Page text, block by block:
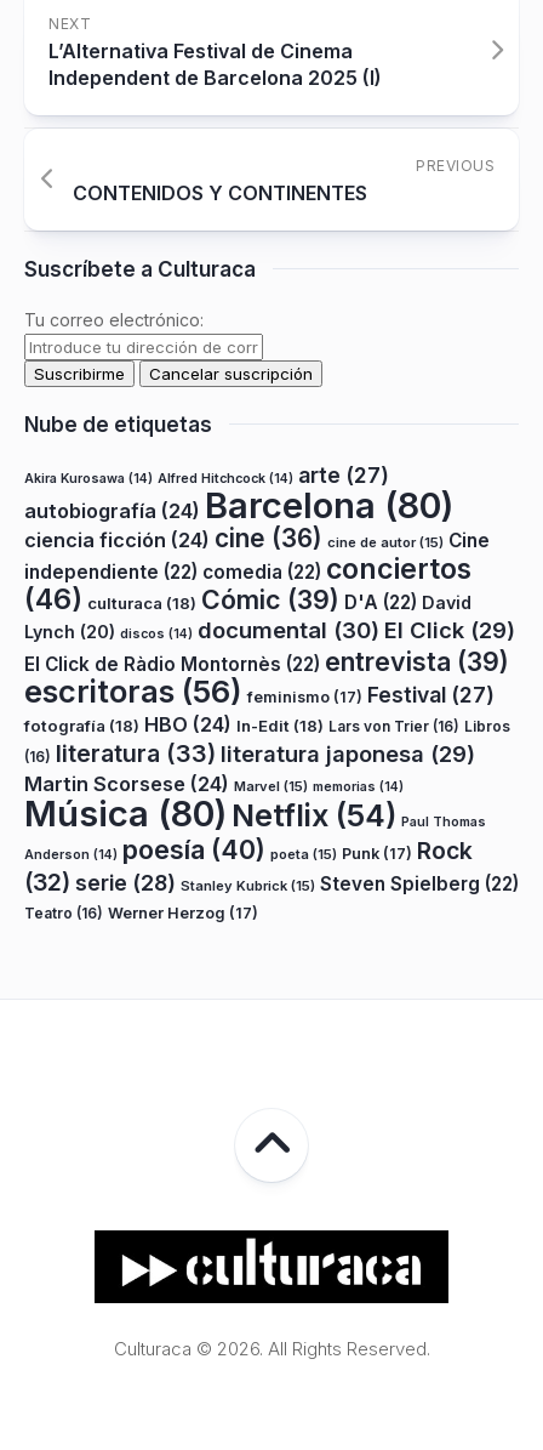
NEXT
L’Alternativa Festival de Cinema
Independent de Barcelona 2025 (I)
PREVIOUS
CONTENIDOS Y CONTINENTES
Suscríbete a Culturaca
Tu correo electrónico:
Nube de etiquetas
Akira Kurosawa (14) Alfred Hitchcock (14) arte (27)
autobiografía (24) Barcelona (80)
ciencia ficción (24) cine (36) cine de autor(15) Cine
independiente (22) comedia (22) conciertos
(46) culturaca (18) Cómic (39) D'A (22) David
Lynch (20) discos (14) documental (30) El Click (29)
El Click de Ràdio Montornès (22) entrevista (39)
escritoras (56) feminismo (17) Festival (27)
fotografía (18) HBO (24) In-Edit (18) Lars von Trier (16) Libros
(16) literatura (33) literatura japonesa (29)
Martin Scorsese (24) Marvel (15) memorias (14)
Música (80) Netflix (54) Paul Thomas
Anderson (14) poesía (40) poeta (15) Punk (17) Rock
(32) serie (28) Stanley Kubrick (15) Steven Spielberg (22)
Teatro (16) Werner Herzog (17)
Culturaca © 2026. All Rights Reserved.